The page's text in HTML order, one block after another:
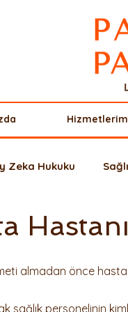
Zeka Hukuku
Veriler Borçlar
Fikri
almadan önce
sağlık personelinin